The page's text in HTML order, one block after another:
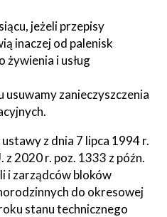
jeżeli przepisy
inaczej od palenisk
żywienia i usług
usuwamy zanieczyszczenia
z dnia 7 lipca 1994 r.
z 2020 r. poz. 1333 z późn.
i zarządców bloków
do okresowej
stanu technicznego